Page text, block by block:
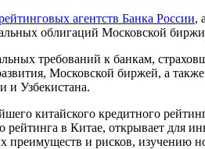
агентств Банка России,
облигаций Московской
требований к банкам,
Московской биржей, а
и Узбекистана.
китайского кредитного
рейтинга в Китае, открывает для
и рисков, изучению